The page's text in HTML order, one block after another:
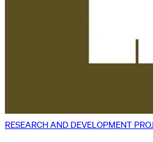
RESEARCH AND DEVELOPMENT